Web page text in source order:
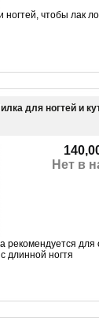
ногтей, чтобы лак
для ногтей и
Нет в
рекомендуется для
длинной ногтя